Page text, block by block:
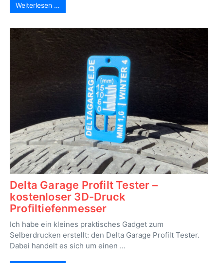
Weiterlesen …
Delta Garage Profilt Tester –
kostenloser 3D-Druck
Profiltiefenmesser
Ich habe ein kleines praktisches Gadget zum
Selberdrucken erstellt: den Delta Garage Profilt Tester.
Dabei handelt es sich um einen ...